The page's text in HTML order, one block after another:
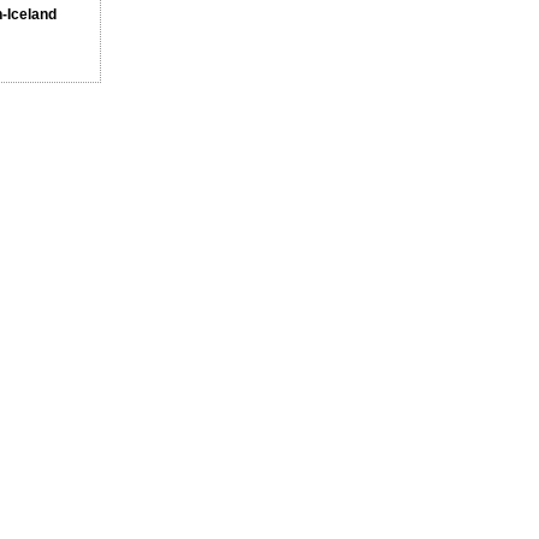
Iceland